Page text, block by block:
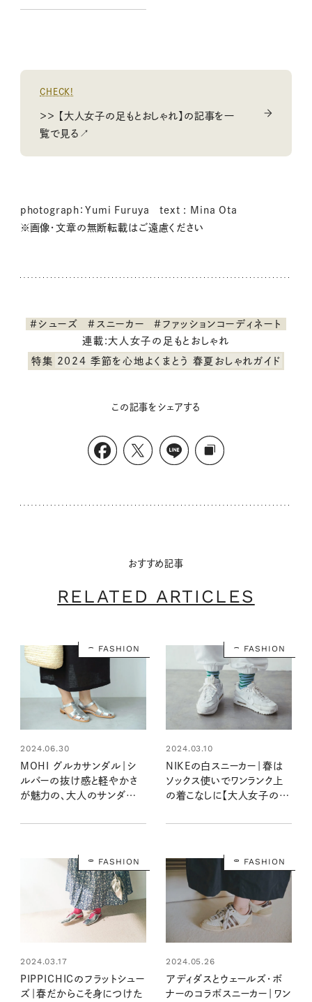
源
CHECK!
＞＞ 【大人女子の足もとおしゃれ】の記事を一
覧で見る↗
photograph：Yumi Furuya text : Mina Ota
※画像・文章の無断転載はご遠慮ください
#シューズ #スニーカー
#ファッションコーディネート
連載:大人女子の足もとおしゃれ
特集 2024 季節を心地よくまとう 春夏おしゃれガイド
この記事をシェアする
おすすめ記事
RELATED ARTICLES
FASHION
2024.06.30
MOHI グルカサンダル｜シ
ルバーの抜け感と軽やかさ
が魅力の、大人のサンダル
FASHION
2024.03.10
NIKEの白スニーカー｜春は
ソックス使いでワンランク上
の着こなしに【大人女子の足
FASHION
2024.03.17
PIPPICHICのフラットシュー
ズ｜春だからこそ身につけた
FASHION
2024.05.26
アディダスとウェールズ・ボ
ナーのコラボスニーカー｜ワン